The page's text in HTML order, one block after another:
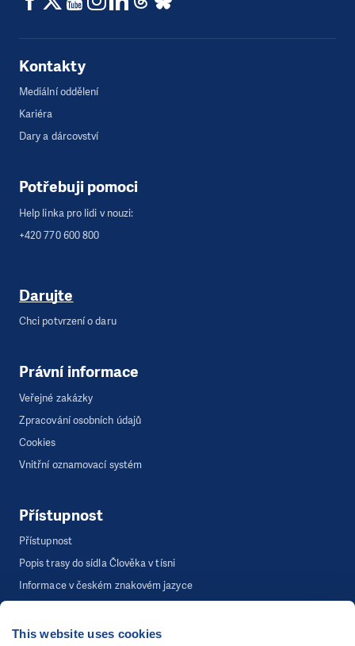
This website uses cookies
Kontakty
Mediální oddělení
Kariéra
Dary a dárcovství
Potřebuji pomoci
Help linka pro lidi v nouzi:
+420 770 600 800
Darujte
Chci potvrzení o daru
Právní informace
Veřejné zakázky
Zpracování osobních údajů
Cookies
Vnitřní oznamovací systém
Přístupnost
Přístupnost
Popis trasy do sídla Člověka v tísni
Informace v českém znakovém jazyce